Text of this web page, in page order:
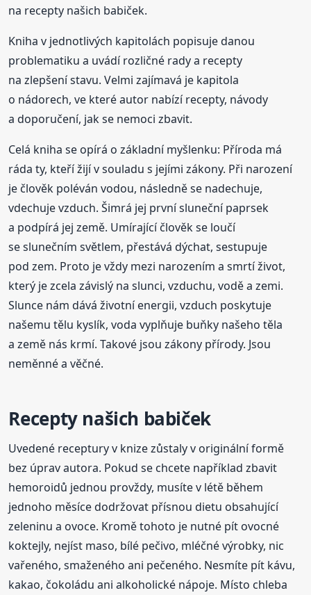
na recepty našich babiček.
Kniha v jednotlivých kapitolách popisuje danou
problematiku a uvádí rozličné rady a recepty
na zlepšení stavu. Velmi zajímavá je kapitola
o nádorech, ve které autor nabízí recepty, návody
a doporučení, jak se nemoci zbavit.
Celá kniha se opírá o základní myšlenku: Příroda má
ráda ty, kteří žijí v souladu s jejími zákony. Při narození
je člověk poléván vodou, následně se nadechuje,
vdechuje vzduch. Šimrá jej první sluneční paprsek
a podpírá jej země. Umírající člověk se loučí
se slunečním světlem, přestává dýchat, sestupuje
pod zem. Proto je vždy mezi narozením a smrtí život,
který je zcela závislý na slunci, vzduchu, vodě a zemi.
Slunce nám dává životní energii, vzduch poskytuje
našemu tělu kyslík, voda vyplňuje buňky našeho těla
a země nás krmí. Takové jsou zákony přírody. Jsou
neměnné a věčné.
Recepty našich babiček
Uvedené receptury v knize zůstaly v originální formě
bez úprav autora. Pokud se chcete například zbavit
hemoroidů jednou provždy, musíte v létě během
jednoho měsíce dodržovat přísnou dietu obsahující
zeleninu a ovoce. Kromě tohoto je nutné pít ovocné
koktejly, nejíst maso, bílé pečivo, mléčné výrobky, nic
vařeného, smaženého ani pečeného. Nesmíte pít kávu,
kakao, čokoládu ani alkoholické nápoje. Místo chleba